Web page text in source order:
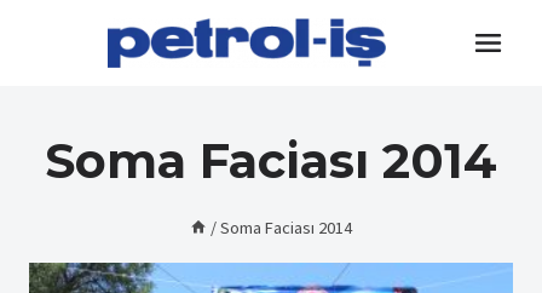
Soma Faciası 2014
/Soma Faciası 2014